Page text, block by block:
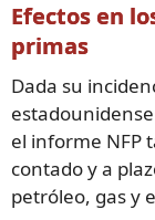
Efectos en
primas
Dada su
el informe NFP
contado y a
petróleo, gas y